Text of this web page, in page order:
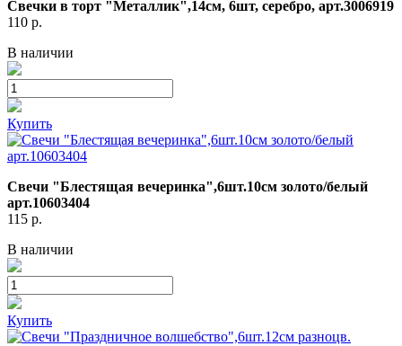
Свечки в торт "Металлик",14см, 6шт, серебро, арт.3006919
110 р.
В наличии
Купить
Свечи "Блестящая вечеринка",6шт.10см золото/белый
арт.10603404
115 р.
В наличии
Купить